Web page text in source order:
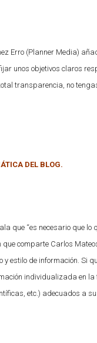
Erro (Planner Media)
unos objetivos claros
transparencia, no
DEL BLOG.
que “es necesario que
que comparte Carlos
y estilo de información. Si
individualizada en la
etc.) adecuados a